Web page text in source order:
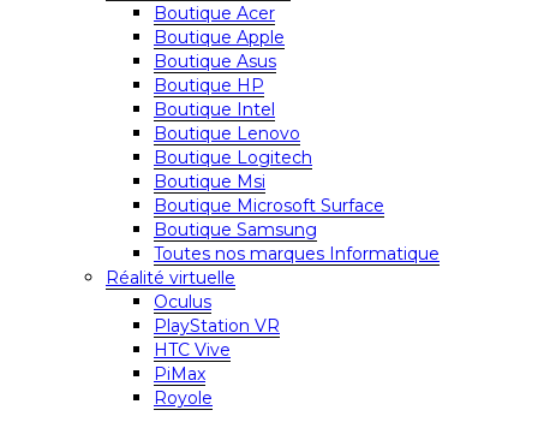
Boutique Acer
Boutique Apple
Boutique Asus
Boutique HP
Boutique Intel
Boutique Lenovo
Boutique Logitech
Boutique Msi
Boutique Microsoft Surface
Boutique Samsung
Toutes nos marques Informatique
Réalité virtuelle
Oculus
PlayStation VR
HTC Vive
PiMax
Royole